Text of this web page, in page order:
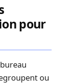
pour
ou